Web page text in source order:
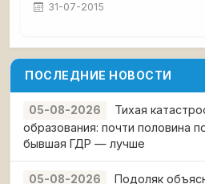
31-07-2015
ПОСЛЕДНИЕ НОВОСТИ
05-08-2026
Тихая
образования: почти половина
бывшая ГДР — лучше
05-08-2026 Подоляк